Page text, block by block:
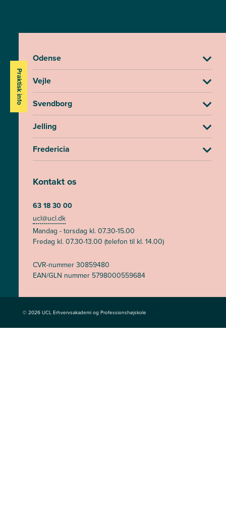
Praktisk info
Odense
Vejle
Svendborg
Jelling
Fredericia
Kontakt os
63 18 30 00
ucl@ucl.dk
Mandag - torsdag kl. 07.30-15.00
Fredag kl. 07.30-13.00 (telefon til kl. 14.00)
CVR-nummer 30859480
EAN/GLN nummer 5798000559684
© 2026 UCL Erhvervsakademi og Professionshøjskole